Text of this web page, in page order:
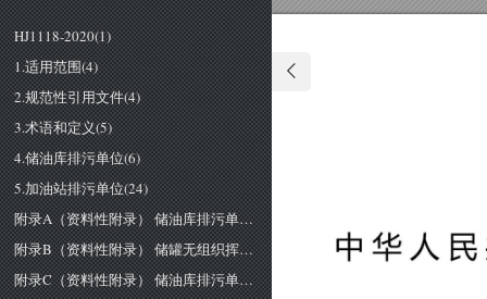
HJ1118-2020(1)
1.适用范围(4)
2.规范性引用文件(4)
3.术语和定义(5)
4.储油库排污单位(6)
5.加油站排污单位(24)
附录A（资料性附录） 储油库排污单位基本信息表(34)
附录B（资料性附录） 储罐无组织挥发性有机物许可排放量默认计算参数(39)
附录C（资料性附录） 储油库排污单位污染治理设施可行技术参照表(40)
中 华 人 民